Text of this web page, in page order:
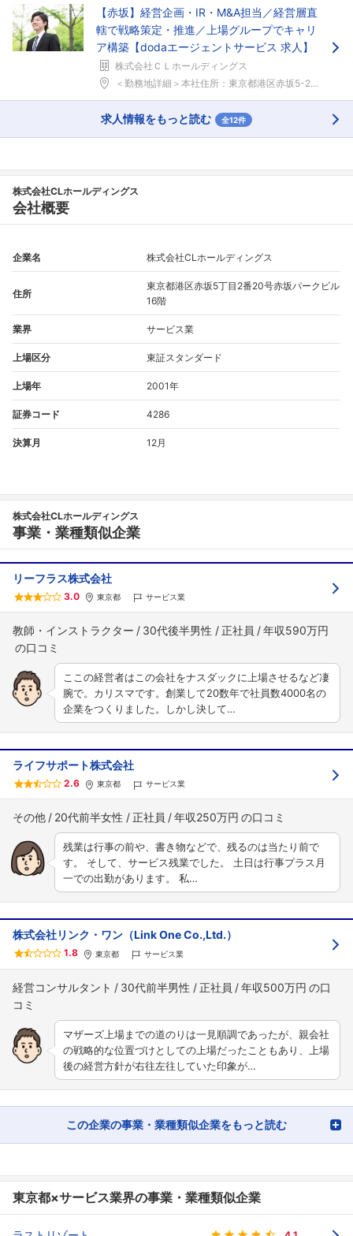
【赤坂】経営企画・IR・M&A担当／経営層直
轄で戦略策定・推進／上場グループでキャリ
ア構築【dodaエージェントサービス 求人】
株式会社ＣＬホールディングス
＜勤務地詳細＞本社住所：東京都港区赤坂5-2-20...
求人情報をもっと読む 全12件
株式会社CLホールディングス
会社概要
企業名 株式会社CLホールディングス
住所
東京都港区赤坂5丁目2番20号赤坂パークビル
16階
業界 サービス業
上場区分 東証スタンダード
上場年 2001年
証券コード 4286
決算月 12月
株式会社CLホールディングス
事業・業種類似企業
リーフラス株式会社
3.0 東京都 サービス業
教師・インストラクター 30代後半男性 正社員 年収590万円
ここの経営者はこの会社をナスダックに上場させるなど凄
腕で。カリスマです。創業して20数年で社員数4000名の
企業をつくりました。しかし決して…
ライフサポート株式会社
2.6 東京都 サービス業
その他 20代前半女性 正社員 年収250万円
残業は行事の前や、書き物などで、残るのは当たり前で
す。 そして、サービス残業でした。 土日は行事プラス月
一での出勤があります。 私…
株式会社リンク・ワン（Link One Co.,Ltd.）
1.8 東京都 サービス業
経営コンサルタント 30代前半男性 正社員 年収500万円
マザーズ上場までの道のりは一見順調であったが、親会社
の戦略的な位置づけとしての上場だったこともあり、上場
後の経営方針が右往左往していた印象が…
この企業の事業・業種類似企業をもっと読む
東京都×サービス業界の事業・業種類似企業